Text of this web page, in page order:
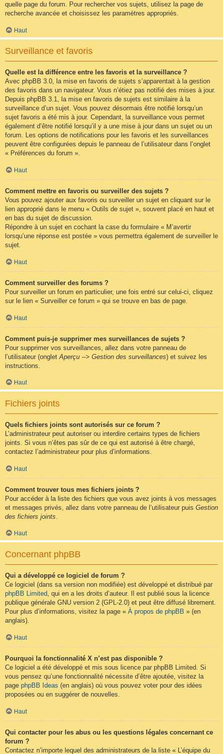
quelle page du forum. Pour rechercher vos sujets, utilisez la page de
recherche avancée et choisissez les paramètres appropriés.
Haut
Surveillance et favoris
Quelle est la différence entre les favoris et la surveillance ?
Avec phpBB 3.0, la mise en favoris de sujets s’apparentait à la gestion
des favoris dans un navigateur. Vous n’étiez pas notifié des mises à jour.
Depuis phpBB 3.1, la mise en favoris de sujets est similaire à la
surveillance d’un sujet. Vous pouvez désormais être notifié lorsqu’un
sujet favoris a été mis à jour. Cependant, la surveillance vous permet
également d’être notifié lorsqu’il y a une mise à jour dans un sujet ou un
forum. Les options de notifications pour les favoris et les surveillances
peuvent être configurées depuis le panneau de l’utilisateur dans l’onglet
« Préférences du forum ».
Haut
Comment mettre en favoris ou surveiller des sujets ?
Vous pouvez ajouter aux favoris ou surveiller un sujet en cliquant sur le
lien approprié dans le menu « Outils de sujet », souvent placé en haut et
en bas du sujet de discussion.
Répondre à un sujet en cochant la case du formulaire « M’avertir
lorsqu’une réponse est postée » vous permettra également de surveiller le
sujet.
Haut
Comment surveiller des forums ?
Pour surveiller un forum en particulier, une fois entré sur celui-ci, cliquez
sur le lien « Surveiller ce forum » qui se trouve en bas de page.
Haut
Comment puis-je supprimer mes surveillances de sujets ?
Pour supprimer vos surveillances, allez dans votre panneau de
l’utilisateur (onglet Aperçu --> Gestion des surveillances) et suivez les
instructions.
Haut
Fichiers joints
Quels fichiers joints sont autorisés sur ce forum ?
L’administrateur peut autoriser ou interdire certains types de fichiers
joints. Si vous n’êtes pas sûr de ce qui est autorisé à être chargé,
contactez l’administrateur pour plus d’informations.
Haut
Comment trouver tous mes fichiers joints ?
Pour accéder à la liste des fichiers que vous avez joints à vos messages
et messages privés, allez dans votre panneau de l’utilisateur puis Gestion
des fichiers joints
Haut
Concernant phpBB
Qui a développé ce logiciel de forum ?
Ce logiciel (dans sa version non modifiée) est développé et distribué par
phpBB Limited, qui en a les droits d’auteur. Il est publié sous la licence
publique générale GNU version 2 (GPL-2.0) et peut être diffusé librement.
Pour plus d’informations, visitez la page « À propos de phpBB » (en
anglais).
Haut
Pourquoi la fonctionnalité X n’est pas disponible ?
Ce logiciel a été développé et mis sous licence par phpBB Limited. Si
vous pensez qu’une fonctionnalité nécessite d’être ajoutée, visitez la
page phpBB Ideas (en anglais) où vous pouvez voter pour des idées
proposées ou en suggérer de nouvelles.
Haut
Qui contacter pour les abus ou les questions légales concernant ce
forum ?
Contactez n’importe lequel des administrateurs de la liste « L’équipe du